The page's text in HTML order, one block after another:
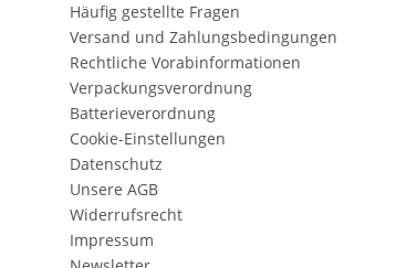
Häufig gestellte Fragen
Versand und Zahlungsbedingungen
Rechtliche Vorabinformationen
Verpackungsverordnung
Batterieverordnung
Cookie-Einstellungen
Datenschutz
Unsere AGB
Widerrufsrecht
Impressum